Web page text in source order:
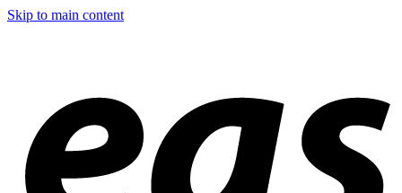
Skip to main content